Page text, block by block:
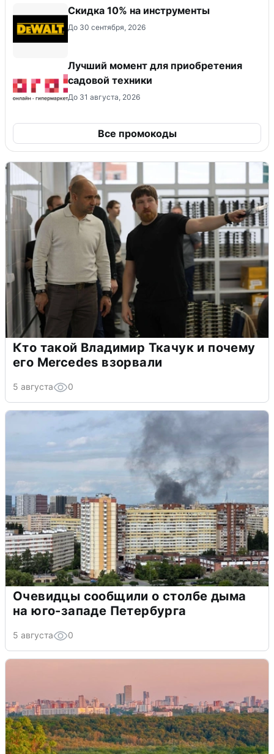
Скидка 10% на инструменты
До 30 сентября, 2026
Лучший момент для приобретения
садовой техники
До 31 августа, 2026
Все промокоды
Кто такой Владимир Ткачук и почему
его Mercedes взорвали
5 августа 0
Очевидцы сообщили о столбе дыма
на юго-западе Петербурга
5 августа 0